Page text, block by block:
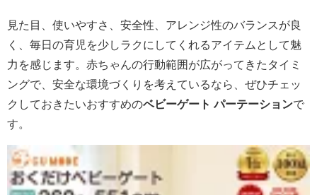
見た目、使いやすさ、安全性、アレンジ性のバランスが良
く、毎日の育児を少しラクにしてくれるアイテムとして魅
力を感じます。赤ちゃんの行動範囲が広がってきたタイミ
ングで、安全な環境づくりを考えているなら、ぜひチェッ
クしておきたいおすすめのベビーゲート パーテーションで
す。